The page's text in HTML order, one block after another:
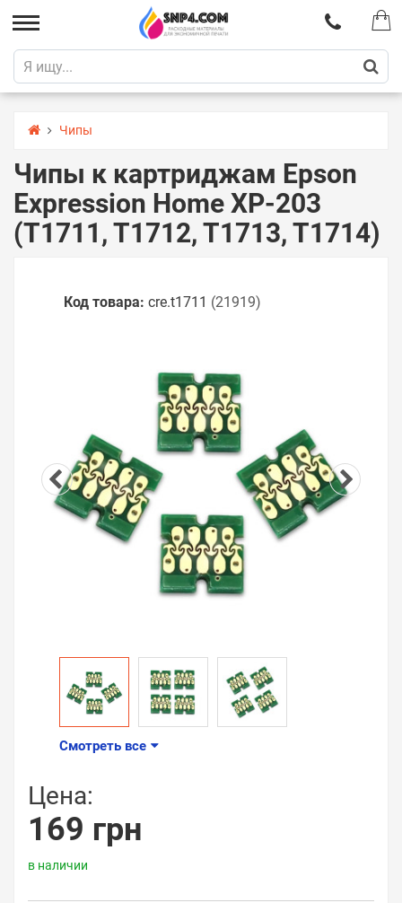
Чипы
Чипы к картриджам Epson
Expression Home XP-203
(T1711, T1712, T1713, T1714)
Код товара: cre.t1711 (21919)
Смотреть все
Цена:
169 грн
в наличии